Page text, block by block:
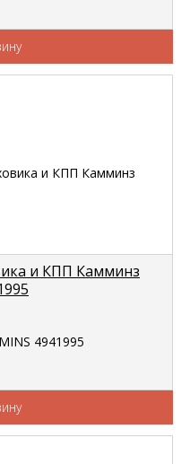
и КПП Камминз